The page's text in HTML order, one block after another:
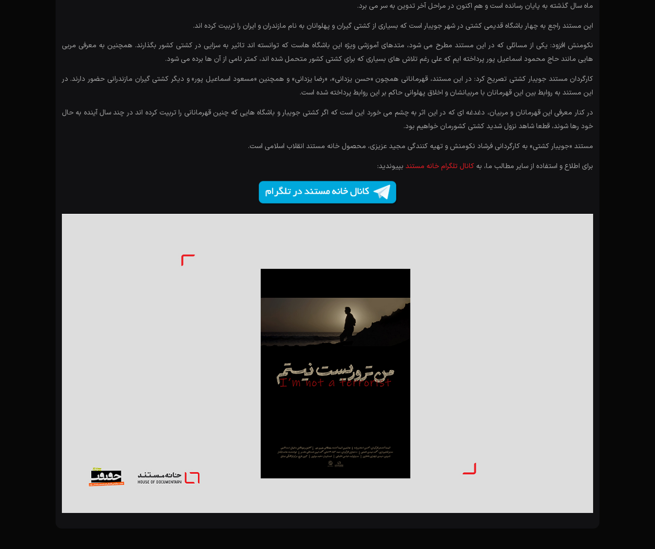
ماه سال گذشته به پایان رسانده است و هم اکنون در مراحل آخر تدوین به سر می برد.
این مستند راجع به چهار باشگاه قدیمی کشتی در شهر جویبار است که بسیاری از کشتی گیران و پهلوانان به نام مازندران و ایران را تربیت کرده اند.
نکومنش افزود: یکی از مسائلی که در این مستند مطرح می شود، متدهای آموزشی ویژه این باشگاه هاست که توانسته اند تاثیر به سزایی در کشتی کشور بگذارند. همچنین به معرفی مربی
هایی مانند حاج محمود اسماعیل پور پرداخته ایم که علی رغم تلاش های بسیاری که برای کشتی کشور متحمل شده اند، کمتر نامی از آن ها برده می شود.
کارگردان مستند جویبار کشتی تصریح کرد: در این مستند، قهرمانانی همچون «حسن یزدانی»، «رضا یزدانی» و همچنین «مسعود اسماعیل پور» و دیگر کشتی گیران مازندرانی حضور دارند. در
این مستند به روابط بین این قهرمانان با مربیانشان و اخلاق پهلوانی حاکم بر این روابط پرداخته شده است.
در کنار معرفی این قهرمانان و مربیان، دغدغه ای که در این اثر به چشم می خورد این است که اگر کشتی جویبار و باشگاه هایی که چنین قهرمانانی را تربیت کرده اند در چند سال آینده به حال
خود رها شوند، قطعا شاهد نزول شدید کشتی کشورمان خواهیم بود.
مستند «جویبار کشتی» به کارگردانی فرشاد نکومنش و تهیه کنندگی مجید عزیزی، محصول خانه مستند انقلاب اسلامی است.
برای اطلاع و استفاده از سایر مطالب ما، به کانال تلگرام خانه مستندبپیوندید: